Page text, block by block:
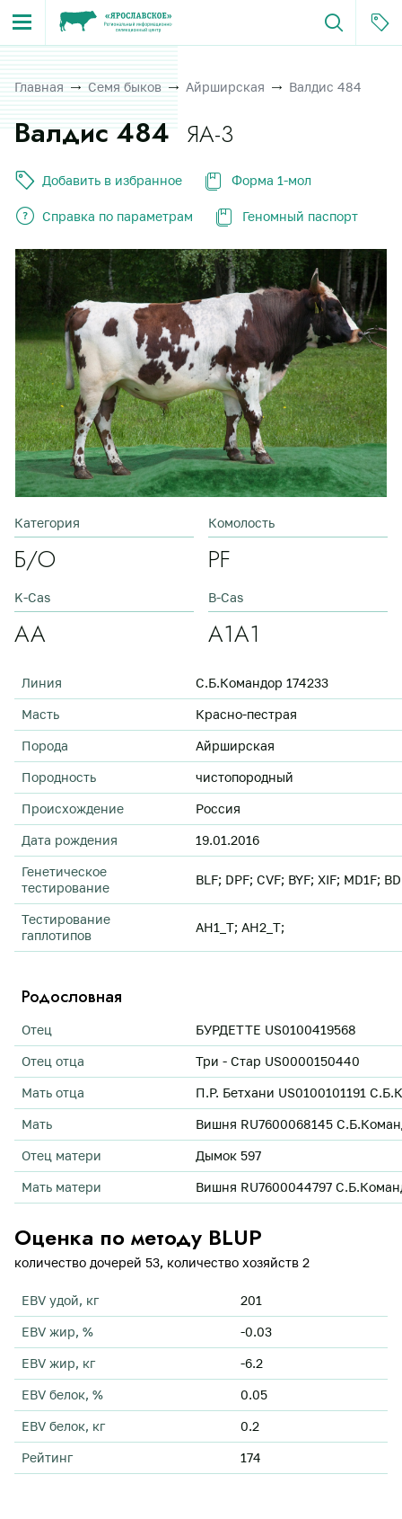
Главная Семя быков Айрширская Валдис 484
Валдис 484 ЯА-3
Добавить в избранное Форма 1-мол
Справка по параметрам Геномный паспорт
Категория
Б/О
Комолость
PF
K-Cas
АА
B-Cas
А1А1
Линия С.Б.Командор 174233
Масть Красно-пестрая
Порода Айрширская
Породность чистопородный
Происхождение Россия
Дата рождения 19.01.2016
Генетическое
тестирование
BLF; DPF; CVF; BYF; XIF; MD1F;
Тестирование
гаплотипов
AH1_T; AH2_T;
Родословная
Отец БУРДЕТТЕ US0100419568
Отец отца Три - Стар US0000150440
Мать отца П.Р. Бетхани US0100101191
Мать Вишня RU7600068145
Отец матери Дымок 597
Мать матери Вишня RU7600044797
Оценка по методу BLUP
количество дочерей 53, количество хозяйств 2
EBV удой, кг 201
EBV жир, % -0.03
EBV жир, кг -6.2
EBV белок, % 0.05
EBV белок, кг 0.2
Рейтинг 174